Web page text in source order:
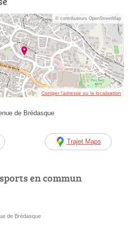
© contributeurs OpenStreetMap
Corriger l’adresse ou la localisation
de Brédasque
Trajet Maps
en commun
de Brédasque